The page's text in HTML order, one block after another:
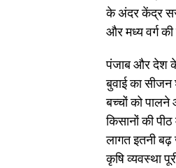
के अंदर केंद्र
और मध्य वर्ग
पंजाब और देश के
बुवाई का
बच्चों को
किसानों की
लागत इतनी
कृषि व्यवस्था